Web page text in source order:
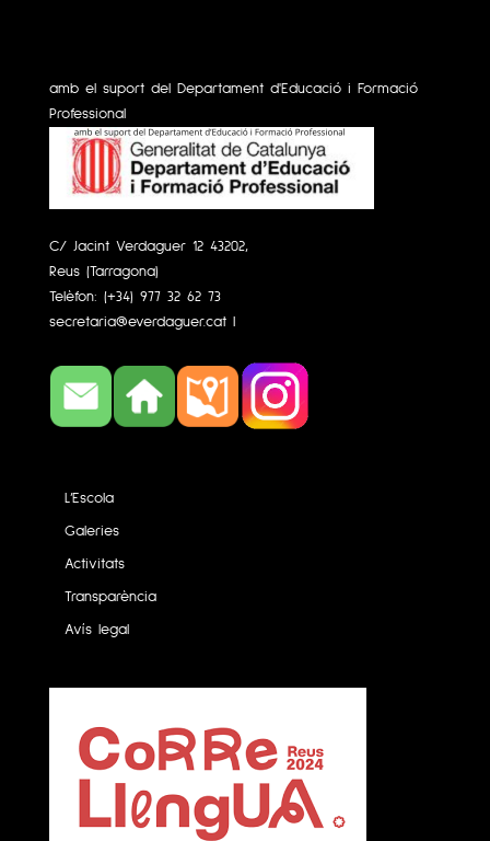
amb el suport del Departament d'Educació i Formació
Professional
C/ Jacint Verdaguer 12 43202,
Reus (Tarragona)
Telèfon: (+34) 977 32 62 73
secretaria@everdaguer.cat |
L’Escola
Galeries
Activitats
Transparència
Avís legal